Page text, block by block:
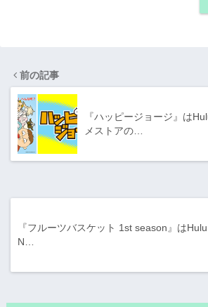
前の記事
『ハッピージョージ』は
メストアの…
『フルーツバスケット 1st season』は
N…